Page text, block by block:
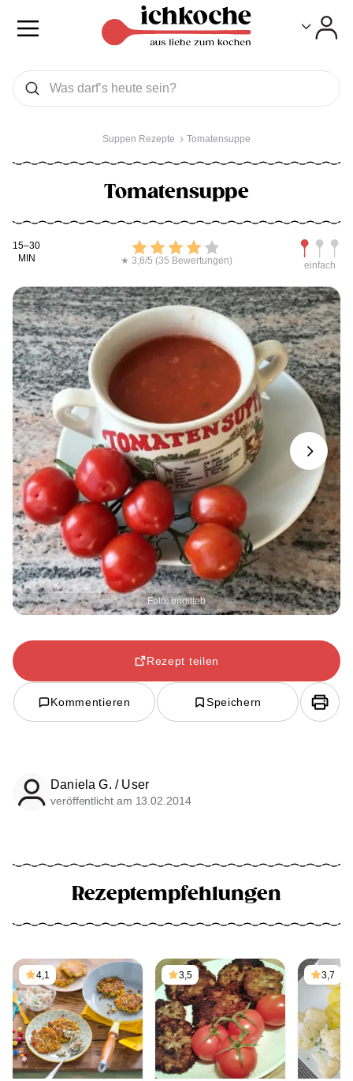
Was wollen Sie suchen
Suchen
Suppen Rezepte Tomatensuppe
Tomatensuppe
Kochdauer
15–30
MIN
Bewerten
★ 3,6/5 (35 Bewertungen) einfach
Foto: brigitteb
Next
Rezept teilen
Kommentieren Speichern
Daniela G. / User
veröffentlicht am 13.02.2014
Rezeptempfehlungen
4,1 3,5 3,7